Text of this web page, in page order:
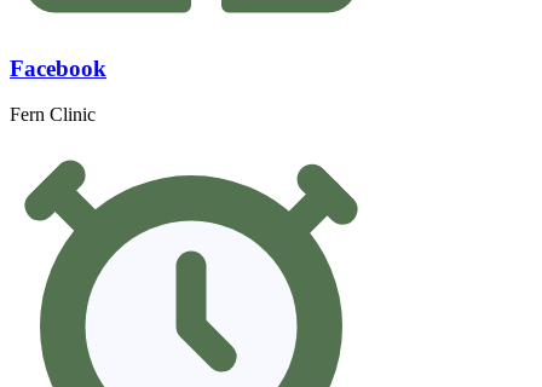
Facebook
Fern Clinic